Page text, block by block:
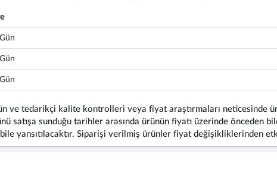
ve tedarikçi kalite kontrolleri veya fiyat araştırmaları neticesinde
satışa sunduğu tarihler arasında ürünün fiyatı üzerinde önceden
yansıtılacaktır. Siparişi verilmiş ürünler fiyat değişikliklerinden